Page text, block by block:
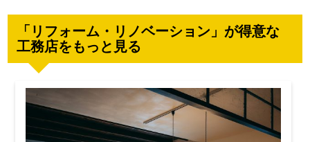
「リフォーム・リノベーション」が得意な
工務店をもっと見る